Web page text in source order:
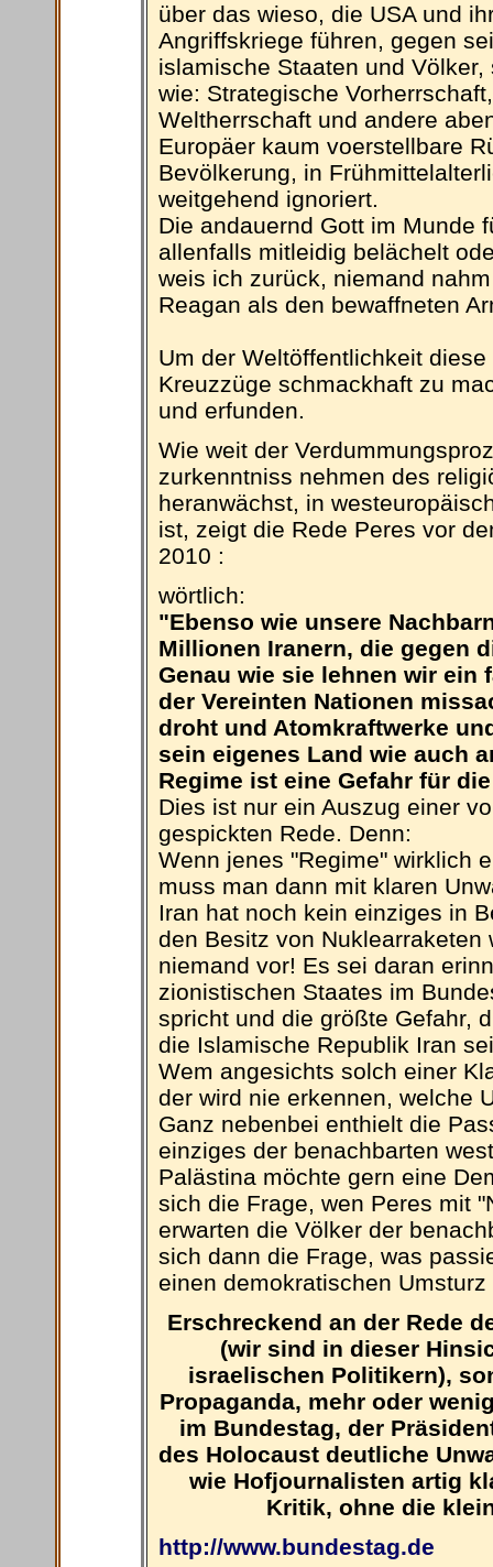
über das wieso, die USA und
Angriffskriege führen, gegen
islamische Staaten und
wie: Strategische
Weltherrschaft und andere
Europäer kaum voerstellbare
Bevölkerung, in
weitgehend ignoriert.
Die andauernd Gott im Munde
allenfalls mitleidig belächelt
weis ich zurück, niemand
Reagan als den bewaffneten
Um der Weltöffentlichkeit
Kreuzzüge schmackhaft zu
und erfunden.
Wie weit der
zurkenntniss nehmen des
heranwächst, in
ist, zeigt die Rede Peres vor
2010 :
wörtlich:
"Ebenso wie unsere
Millionen Iranern, die gegen
Genau wie sie lehnen wir ein
der Vereinten Nationen
droht und Atomkraftwerke
sein eigenes Land wie auch
Regime ist eine Gefahr für
Dies ist nur ein Auszug einer
gespickten Rede. Denn:
Wenn jenes "Regime" wirklich
muss man dann mit klaren
Iran hat noch kein einziges in
den Besitz von
niemand vor! Es sei daran
zionistischen Staates im
spricht und die größte Gefahr,
die Islamische Republik Iran
Wem angesichts solch einer
der wird nie erkennen, welche
Ganz nebenbei enthielt die
einziges der benachbarten
Palästina möchte gern eine
sich die Frage, wen Peres mit
erwarten die Völker der
sich dann die Frage, was
einen demokratischen Umsturz
Erschreckend an der Rede
(wir sind in dieser
israelischen Politikern),
Propaganda, mehr oder
im Bundestag, der
des Holocaust deutliche
wie Hofjournalisten artig
Kritik, ohne die
http://www.bundestag.de